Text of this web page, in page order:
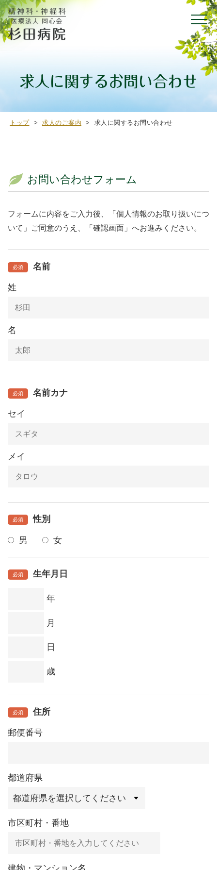
求人に関するお問い合わせ
トップ > 求人のご案内 > 求人に関するお問い合わせ
お問い合わせフォーム
フォームに内容をご入力後、「個人情報のお取り扱いにつ
いて」ご同意のうえ、「確認画面」へお進みください。
必須 名前
姓
名
必須 名前カナ
セイ
メイ
必須 性別
男 女
必須 生年月日
年
月
日
歳
必須 住所
郵便番号
都道府県
市区町村・番地